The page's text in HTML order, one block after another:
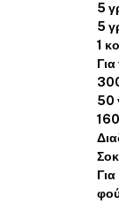
5
5
1
50